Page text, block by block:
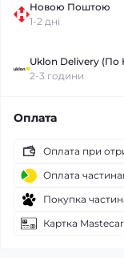
Новою Поштою
1-2 дні
Uklon Delivery (По
2-3 години
Оплата
Оплата при
Оплата
Покупка
Картка